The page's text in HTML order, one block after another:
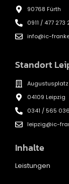
90768 Fürth
0911 / 477 273
info@ic-
Standort
Augustusplatz
04109 Leipzig
0341 / 565
leipzig@ic-
Inhalte
Leistungen